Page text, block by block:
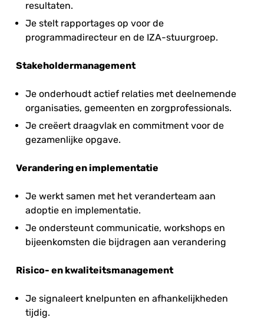
resultaten.
Je stelt rapportages op voor de
programmadirecteur en de IZA-stuurgroep.
Stakeholdermanagement
Je onderhoudt actief relaties met deelnemende
organisaties, gemeenten en zorgprofessionals.
Je creëert draagvlak en commitment voor de
gezamenlijke opgave.
Verandering en implementatie
Je werkt samen met het veranderteam aan
adoptie en implementatie.
Je ondersteunt communicatie, workshops en
bijeenkomsten die bijdragen aan verandering
Risico- en kwaliteitsmanagement
Je signaleert knelpunten en afhankelijkheden
tijdig.